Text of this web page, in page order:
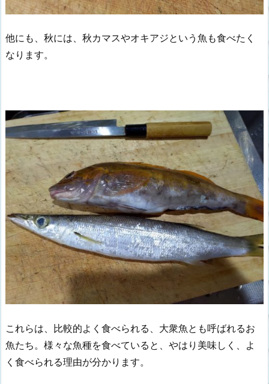
他にも、秋には、秋カマスやオキアジという魚も食べたく
なります。
これらは、比較的よく食べられる、大衆魚とも呼ばれるお
魚たち。様々な魚種を食べていると、やはり美味しく、よ
く食べられる理由が分かります。